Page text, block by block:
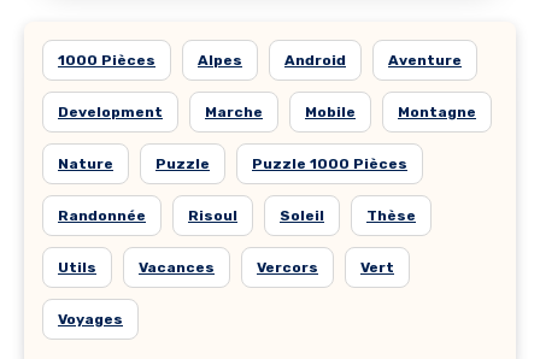
1000 Pièces Alpes Android Aventure
Development Marche Mobile Montagne
Nature Puzzle Puzzle 1000 Pièces
Randonnée Risoul Soleil Thèse
Utils Vacances Vercors Vert
Voyages